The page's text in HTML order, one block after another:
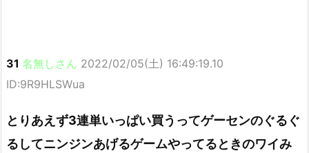
31 名無しさん 2022/02/05(土) 16:49:19.10
ID:9R9HLSWua
とりあえず3連単いっぱい買うってゲーセンのぐるぐ
るしてニンジンあげるゲームやってるときのワイみ